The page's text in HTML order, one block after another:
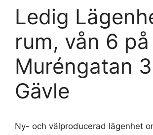
Ledig
rum, vån 6 på
Muréngatan
Gävle
Ny- och välproducerad lägenhet